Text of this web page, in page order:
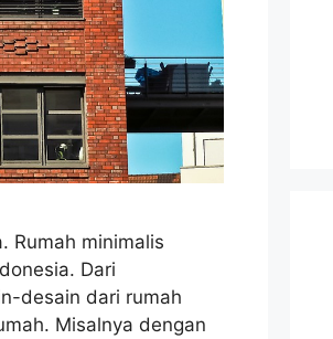
Rumah minimalis
Dari
desain dari rumah
Misalnya dengan